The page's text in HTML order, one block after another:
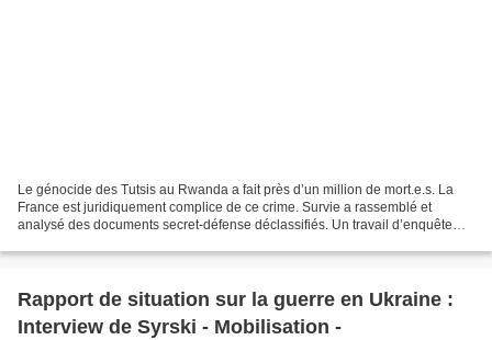
Le génocide des Tutsis au Rwanda a fait près d’un million de mort.e.s. La
France est juridiquement complice de ce crime. Survie a rassemblé et
analysé des documents secret-défense déclassifiés. Un travail d’enquête
Rapport de situation sur la guerre en Ukraine :
Interview de Syrski - Mobilisation -